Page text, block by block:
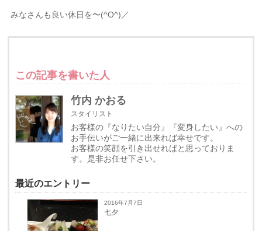
みなさんも良い休日を〜(^O^)／
この記事を書いた人
竹内 かおる
スタイリスト
お客様の『なりたい自分』『変身したい』への
お手伝いがご一緒に出来れば幸せです。
お客様の笑顔を引き出せればと思っておりま
す。是非お任せ下さい。
最近のエントリー
2016年7月7日
七夕